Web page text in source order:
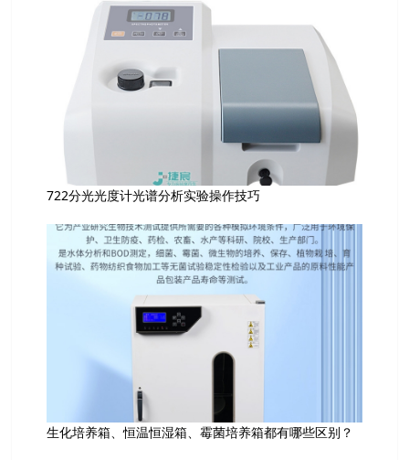
722分光光度计光谱分析实验操作技巧
生化培养箱、恒温恒湿箱、霉菌培养箱都有哪些区别？